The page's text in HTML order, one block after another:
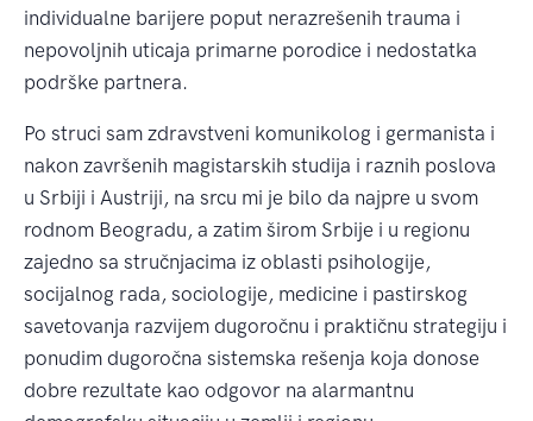
individualne barijere poput nerazrešenih trauma i
nepovoljnih uticaja primarne porodice i nedostatka
podrške partnera.
Po struci sam zdravstveni komunikolog i germanista i
nakon završenih magistarskih studija i raznih poslova
u Srbiji i Austriji, na srcu mi je bilo da najpre u svom
rodnom Beogradu, a zatim širom Srbije i u regionu
zajedno sa stručnjacima iz oblasti psihologije,
socijalnog rada, sociologije, medicine i pastirskog
savetovanja razvijem dugoročnu i praktičnu strategiju i
ponudim dugoročna sistemska rešenja koja donose
dobre rezultate kao odgovor na alarmantnu